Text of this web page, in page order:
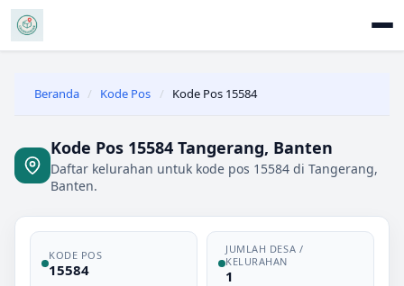
Beranda / Kode Pos / Kode Pos 15584
Kode Pos 15584 Tangerang, Banten
Daftar kelurahan untuk kode pos 15584 di Tangerang,
Banten.
KODE POS
15584
JUMLAH DESA /
KELURAHAN
1